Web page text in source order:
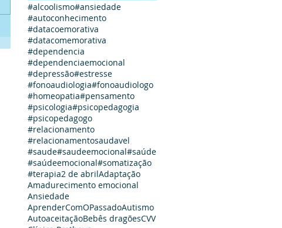
#alcoolismo#ansiedade
#autoconhecimento
#datacoemorativa
#datacomemorativa
#dependencia
#dependenciaemocional
#depressão#estresse
#fonoaudiologia#fonoaudiologo
#homeopatia#pensamento
#psicologia#psicopedagogia
#psicopedagogo
#relacionamento
#relacionamentosaudavel
#saude#saudeemocional#saúde
#saúdeemocional#somatização
#terapia2 de abrilAdaptação
Amadurecimento emocional
Ansiedade
AprenderComOPassadoAutismo
AutoaceitaçãoBebês dragõesCVV